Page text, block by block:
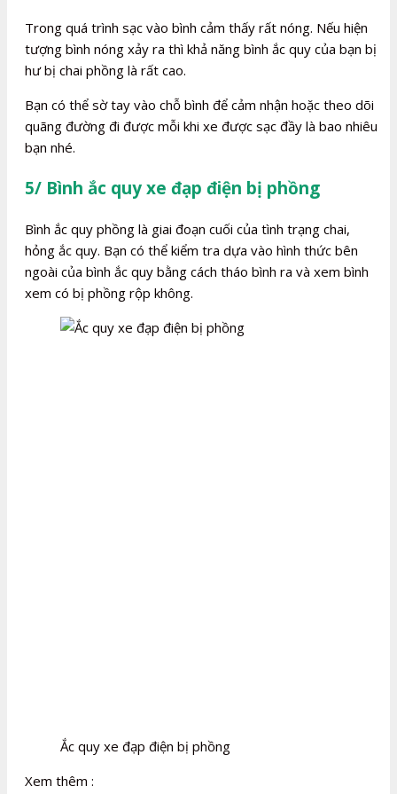
Trong quá trình sạc vào bình cảm thấy rất nóng. Nếu hiện
tượng bình nóng xảy ra thì khả năng bình ắc quy của bạn bị
hư bị chai phồng là rất cao.
Bạn có thể sờ tay vào chỗ bình để cảm nhận hoặc theo dõi
quãng đường đi được mỗi khi xe được sạc đầy là bao nhiêu
bạn nhé.
5/ Bình ắc quy xe đạp điện bị phồng
Bình ắc quy phồng là giai đoạn cuối của tình trạng chai,
hỏng ắc quy. Bạn có thể kiểm tra dựa vào hình thức bên
ngoài của bình ắc quy bằng cách tháo bình ra và xem bình
xem có bị phồng rộp không.
Ắc quy xe đạp điện bị phồng
Xem thêm :